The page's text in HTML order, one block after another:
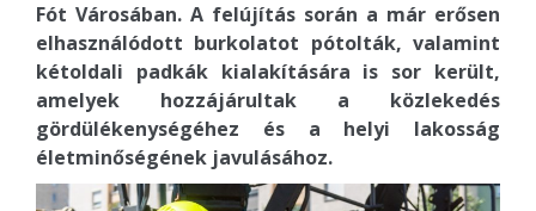
Fót Városában. A felújítás során a már erősen
elhasználódott burkolatot pótolták, valamint
kétoldali padkák kialakítására is sor került,
amelyek hozzájárultak a közlekedés
gördülékenységéhez és a helyi lakosság
életminőségének javulásához.